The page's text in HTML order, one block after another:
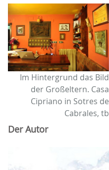
Im Hintergrund das Bild
der Großeltern. Casa
Cipriano in Sotres de
Cabrales, tb
Der Autor